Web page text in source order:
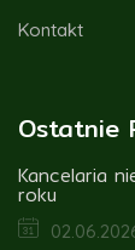
Kontakt
Ostatnie
Kancelaria
roku